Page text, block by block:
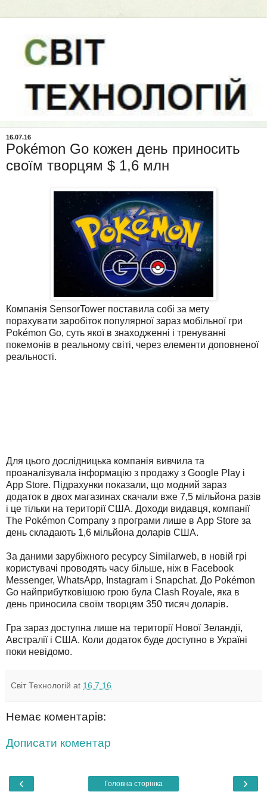
16.07.16
Pokémon Go кожен день приносить
своїм творцям $ 1,6 млн
Компанія SensorTower поставила собі за мету
порахувати заробіток популярної зараз мобільної гри
Pokémon Go, суть якої в знаходженні і тренуванні
покемонів в реальному світі, через елементи доповненої
реальності.
Для цього дослідницька компанія вивчила та
проаналізувала інформацію з продажу з Google Play і
App Store. Підрахунки показали, що модний зараз
додаток в двох магазинах скачали вже 7,5 мільйона разів
і це тільки на території США. Доходи видавця, компанії
The Pokémon Company з програми лише в App Store за
день складають 1,6 мільйона доларів США.
За даними зарубіжного ресурсу Similarweb, в новій грі
користувачі проводять часу більше, ніж в Facebook
Messenger, WhatsApp, Instagram і Snapchat. До Pokémon
Go найприбутковішою грою була Clash Royale, яка в
день приносила своїм творцям 350 тисяч доларів.
Гра зараз доступна лише на території Нової Зеландії,
Австралії і США. Коли додаток буде доступно в Україні
поки невідомо.
Світ Технологій at 16.7.16
Немає коментарів:
Дописати коментар
‹ ›
Головна сторінка